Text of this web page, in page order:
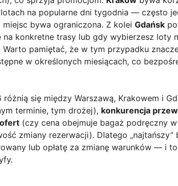
na popularne dni tygodnia — często
bywa ograniczona. Z kolei Gdańsk
na konkretne trasy lub gdy wybierzesz loty
pamiętać, że w tym przypadku
w określonych miesiącach, co
się między Warszawą, Krakowem i
terminie, tym drożej), konkurencja
(czy cena obejmuje bagaż podręczny
zmiany rezerwacji). Dlatego
lub opłatę za zmianę warunków — i